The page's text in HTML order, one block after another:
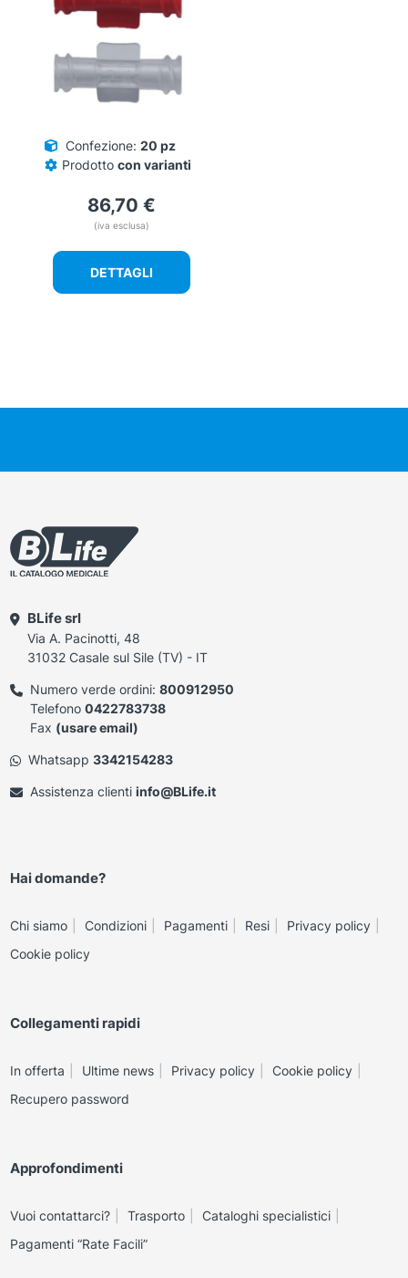
Confezione: 20 pz
Prodotto con varianti
86,70 €
(iva esclusa)
DETTAGLI
BLife srl
Via A. Pacinotti, 48
31032 Casale sul Sile (TV) - IT
Numero verde ordini: 800912950
Telefono 0422783738
Fax (usare email)
Whatsapp 3342154283
Assistenza clienti info@BLife.it
Hai domande?
Chi siamo Condizioni Pagamenti Resi
Privacy policy
Cookie policy
Collegamenti rapidi
In offerta Ultime news Privacy policy
Cookie policy
Recupero password
Approfondimenti
Vuoi contattarci? Trasporto
Cataloghi specialistici
Pagamenti “Rate Facili”